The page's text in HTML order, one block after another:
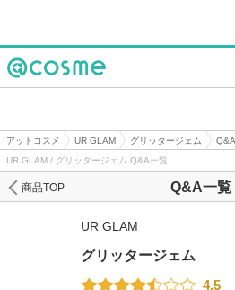
アットコスメ UR GLAM グリッタージェム
UR GLAM / グリッタージェム Q&A一覧
Q&A一覧
商品TOP
UR GLAM
グリッタージェム
4.5